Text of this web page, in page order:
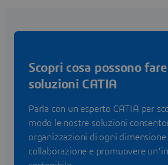
Scopri cosa possono
soluzioni CATIA
Parla con un esperto CATIA per
modo le nostre soluzioni
organizzazioni di ogni
collaborazione e promuovere